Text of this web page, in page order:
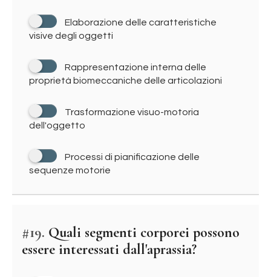
Elaborazione delle caratteristiche
visive degli oggetti
Rappresentazione interna delle
proprietà biomeccaniche delle articolazioni
Trasformazione visuo-motoria
dell'oggetto
Processi di pianificazione delle
sequenze motorie
#19. Quali segmenti corporei possono
essere interessati dall'aprassia?